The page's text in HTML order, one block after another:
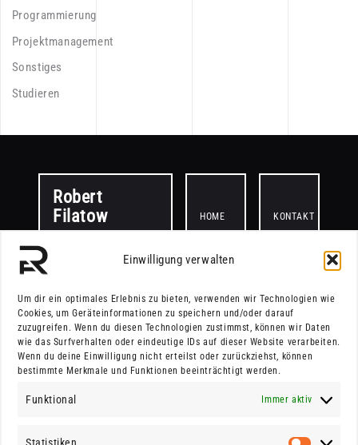
Einwilligung verwalten
Um dir ein optimales Erlebnis zu bieten, verwenden wir Technologien wie
Cookies, um Geräteinformationen zu speichern und/oder darauf
zuzugreifen. Wenn du diesen Technologien zustimmst, können wir Daten
wie das Surfverhalten oder eindeutige IDs auf dieser Website verarbeiten.
Wenn du deine Einwilligung nicht erteilst oder zurückziehst, können
bestimmte Merkmale und Funktionen beeinträchtigt werden.
Funktional Immer aktiv
Programmierung
Projektmanagement
Sonstiges
Studieren
Robert
Filatow
HOME
PROJEKTE
KONTAKT
© 2025.